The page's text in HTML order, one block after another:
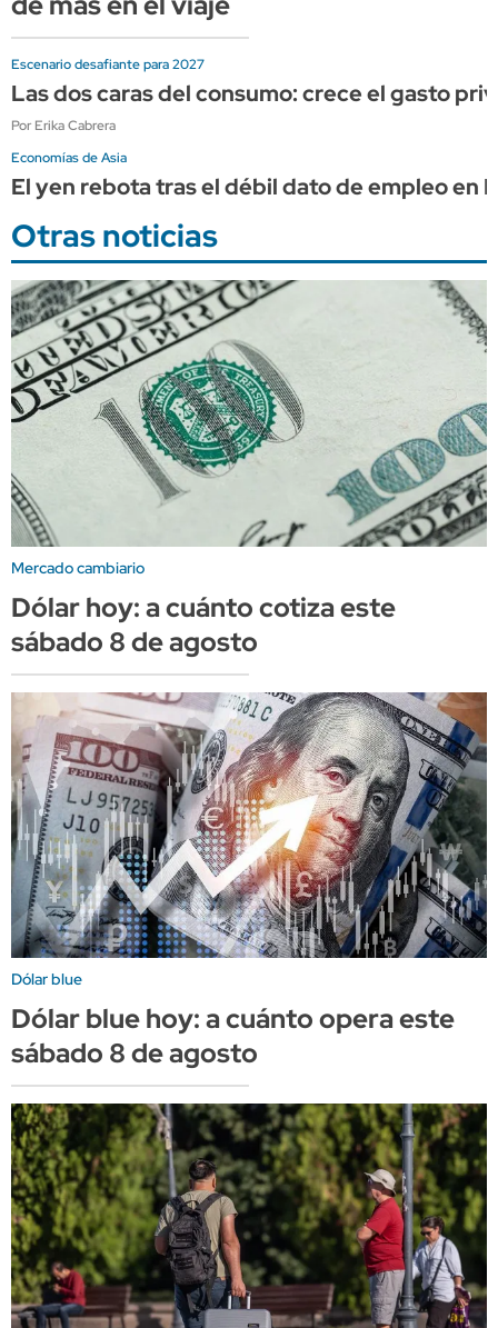
Escenario desafiante para 2027
Las dos caras del consumo: crece el gasto
Por Erika Cabrera
Economías de Asia
El yen rebota tras el débil dato de empleo en
Otras noticias
Mercado cambiario
Dólar hoy: a cuánto cotiza este
sábado 8 de agosto
Dólar blue
Dólar blue hoy: a cuánto opera este
sábado 8 de agosto